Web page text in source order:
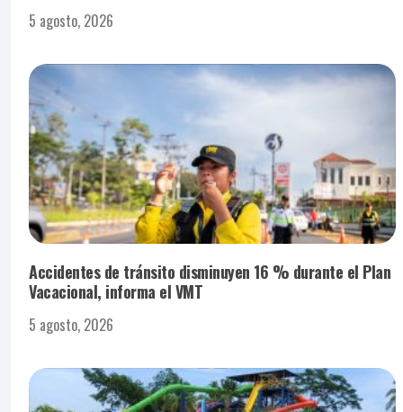
5 agosto, 2026
Accidentes de tránsito disminuyen 16 % durante el Plan
Vacacional, informa el VMT
5 agosto, 2026